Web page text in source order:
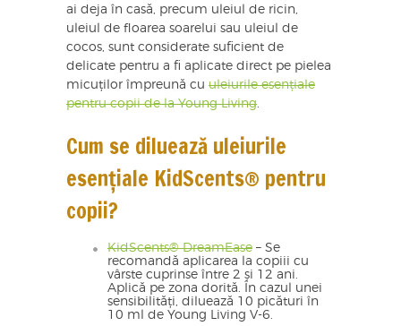
ai deja în casă, precum uleiul de ricin,
uleiul de floarea soarelui sau uleiul de
cocos, sunt considerate suficient de
delicate pentru a fi aplicate direct pe pielea
micuților împreună cu uleiurile esențiale
pentru copii de la Young Living.
Cum se diluează uleiurile
esențiale KidScents® pentru
copii?
KidScents® DreamEase – Se
recomandă aplicarea la copiii cu
vârste cuprinse între 2 și 12 ani.
Aplică pe zona dorită. În cazul unei
sensibilități, diluează 10 picături în
10 ml de Young Living V-6.